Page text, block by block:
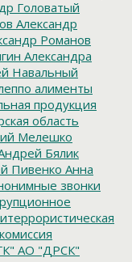
Головатый
Александр
Романов
Александра
Навальный
алименты
продукция
область
Мелешко
Бялик
Пивенко Анна
звонки
АО "ДРСК"